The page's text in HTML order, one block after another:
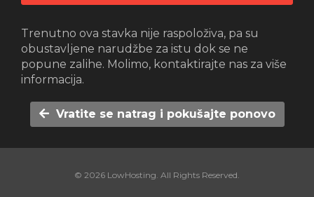
Trenutno ova stavka nije raspoloživa, pa su
obustavljene narudžbe za istu dok se ne
popune zalihe. Molimo, kontaktirajte nas za više
informacija.
Vratite se natrag i pokušajte ponovo
© 2026 LowHosting. All Rights Reserved.